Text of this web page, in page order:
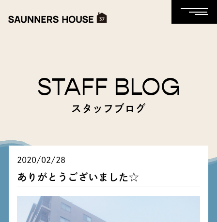
STAFF BLOG
スタッフブログ
2020/02/28
ありがとうございました☆